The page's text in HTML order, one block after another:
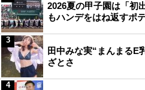
2026夏の甲子園は「初
もハンデをはね返すポ
田中みな実“まんまるE
ざとさ
3
4